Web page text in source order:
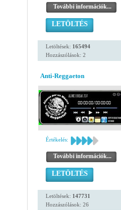
További információk...
LETÖLTÉS
Letöltések: 165494
Hozzászólások: 2
Anti-Reggaeton
Értékelés:
További információk...
LETÖLTÉS
Letöltések: 147731
Hozzászólások: 26